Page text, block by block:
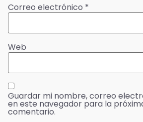
Correo electrónico *
Web
Guardar mi nombre, correo
en este navegador para la
comentario.